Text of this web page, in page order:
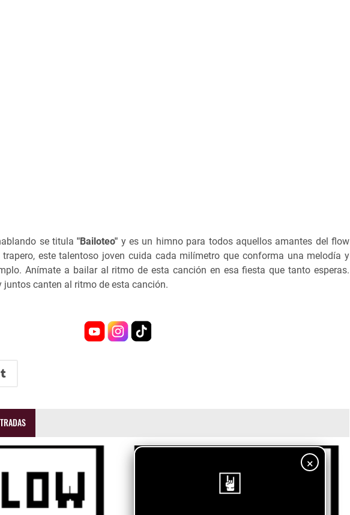
×
se titula"Bailoteo" y es un himno para todos aquellos amantes del flow
este talentoso joven cuida cada milímetro que conforma una melodía y
Anímate a bailar al ritmo de esta canción en esa fiesta que tanto esperas.
juntos canten al ritmo de esta canción.